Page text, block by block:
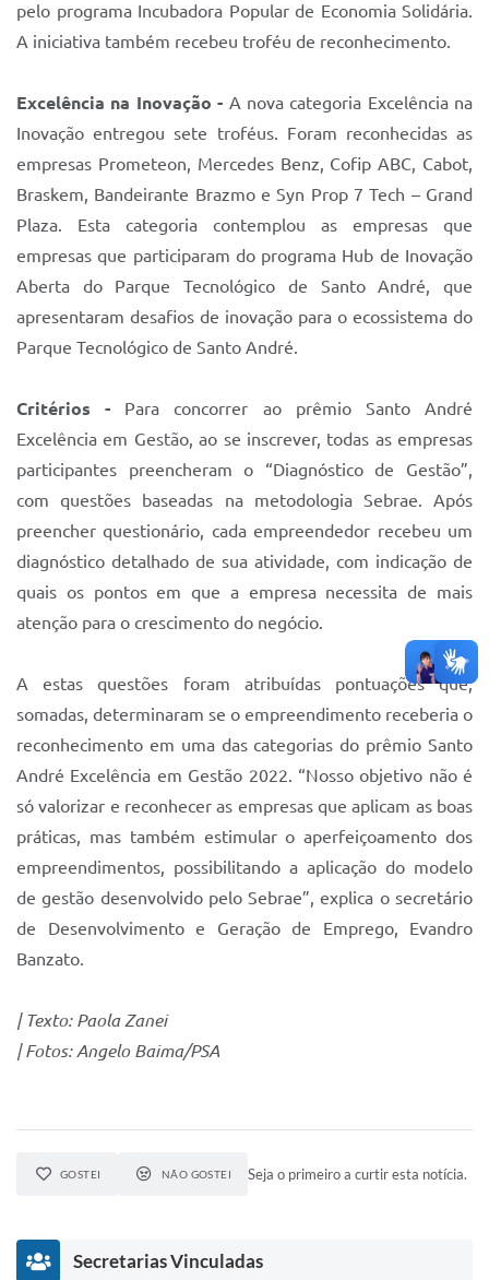
pelo programa Incubadora Popular de Economia Solidária.
A iniciativa também recebeu troféu de reconhecimento.
Excelência na Inovação - A nova categoria Excelência na
Inovação entregou sete troféus. Foram reconhecidas as
empresas Prometeon, Mercedes Benz, Cofip ABC, Cabot,
Braskem, Bandeirante Brazmo e Syn Prop 7 Tech – Grand
Plaza. Esta categoria contemplou as empresas que
empresas que participaram do programa Hub de Inovação
Aberta do Parque Tecnológico de Santo André, que
apresentaram desafios de inovação para o ecossistema do
Parque Tecnológico de Santo André.
Critérios - Para concorrer ao prêmio Santo André
Excelência em Gestão, ao se inscrever, todas as empresas
participantes preencheram o “Diagnóstico de Gestão”,
com questões baseadas na metodologia Sebrae. Após
preencher questionário, cada empreendedor recebeu um
diagnóstico detalhado de sua atividade, com indicação de
quais os pontos em que a empresa necessita de mais
atenção para o crescimento do negócio.
A estas questões foram atribuídas pontuações que,
somadas, determinaram se o empreendimento receberia o
reconhecimento em uma das categorias do prêmio Santo
André Excelência em Gestão 2022. “Nosso objetivo não é
só valorizar e reconhecer as empresas que aplicam as boas
práticas, mas também estimular o aperfeiçoamento dos
empreendimentos, possibilitando a aplicação do modelo
de gestão desenvolvido pelo Sebrae”, explica o secretário
de Desenvolvimento e Geração de Emprego, Evandro
Banzato.
| Texto: Paola Zanei
| Fotos: Angelo Baima/PSA
GOSTEI NÃO GOSTEI Seja o primeiro a curtir esta notícia.
Secretarias Vinculadas